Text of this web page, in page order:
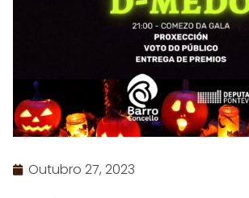
Outubro 27, 2023